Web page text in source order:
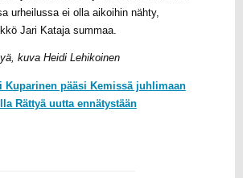
urheilussa ei olla aikoihin nähty,
Jari Kataja summaa.
kuva Heidi Lehikoinen
Kuparinen pääsi Kemissä juhlimaan
Rättyä uutta ennätystään